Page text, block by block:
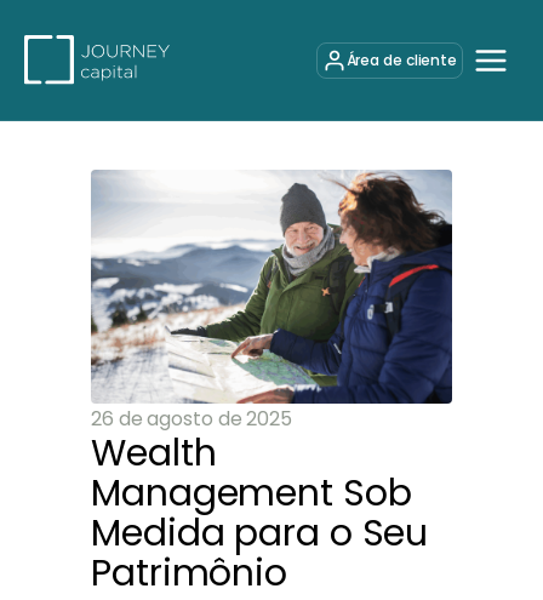
Área de cliente
26 de agosto de 2025
Wealth
Management Sob
Medida para o Seu
Patrimônio